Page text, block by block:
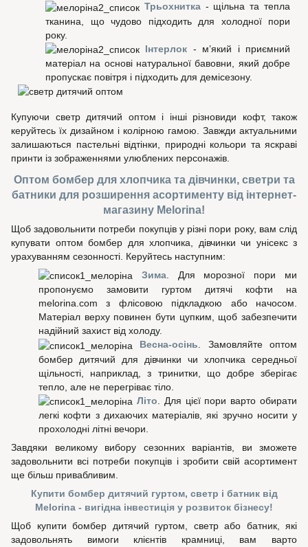
Трьохнитка- щільна та тепла
тканина, що чудово підходить для холодної пори
року.
Інтерлок - м’який і приємний
матеріал на основі натуральної бавовни, який добре
пропускає повітря і підходить для демісезону.
Купуючи светр дитячий оптом і інші різновиди кофт, також
керуйтесь їх дизайном і колірною гамою. Завжди актуальними
залишаються пастельні відтінки, природні кольори та яскраві
принти із зображеннями улюблених персонажів.
Оптом бомбер для хлопчика та дівчинки, светри та
батники для розширення асортименту від інтернет-
магазину Melorina!
Щоб задовольнити потреби покупців у різні пори року, вам слід
купувати оптом бомбер для хлопчика, дівчинки чи унісекс з
урахуванням сезонності. Керуйтесь наступним:
Зима. Для морозної пори ми
пропонуємо замовити гуртом дитячі кофти на
melorina.com з флісовою підкладкою або начосом.
Матеріал верху повинен бути цупким, щоб забезпечити
надійний захист від холоду.
Весна-осінь. Замовляйте оптом
бомбер дитячий для дівчинки чи хлопчика середньої
щільності, наприклад, з тринитки, що добре зберігає
тепло, але не перегріває тіло.
Літо . Для цієї пори варто обирати
легкі кофти з дихаючих матеріалів, які зручно носити у
прохолодні літні вечори.
Завдяки великому вибору сезонних варіантів, ви зможете
задовольнити всі потреби покупців і зробити свій асортимент
ще більш привабливим.
Купити бомбер дитячий гуртом, светр і батник від
Melorina - вигідна інвестиція у розвиток бізнесу!
Щоб купити бомбер дитячий гуртом, светр або батник, які
задовольнять вимоги клієнтів крамниці, вам варто